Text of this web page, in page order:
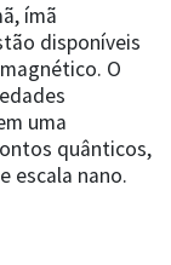
ímã
disponíveis
O
uma
quânticos,
escala nano.